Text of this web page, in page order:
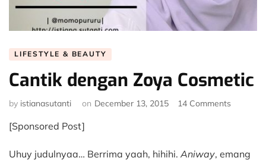
LIFESTYLE & BEAUTY
Cantik dengan Zoya Cosmetic
by istianasutanti on December 13, 2015 14 Comments
Cosmetic
[Sponsored Post]
Uhuy judulnyaa… Berrima yaah, hihihi. Aniway, emang